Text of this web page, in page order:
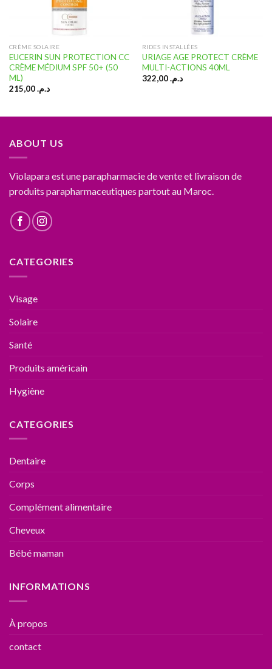
CRÈME SOLAIRE
EUCERIN SUN PROTECTION CC
CRÈME MÉDIUM SPF 50+ (50
ML)
د.م.215,00
RIDES INSTALLÉES
URIAGE AGE PROTECT CRÈME
MULTI-ACTIONS 40ML
د.م.322,00
ABOUT US
Violapara est une parapharmacie de vente et livraison de
produits parapharmaceutiques partout au Maroc.
CATEGORIES
Visage
Solaire
Santé
Produits américain
Hygiène
CATEGORIES
Dentaire
Corps
Complément alimentaire
Cheveux
Bébé maman
INFORMATIONS
À propos
contact